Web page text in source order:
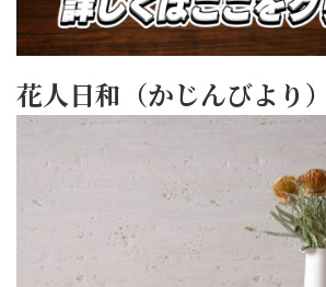
花人日和（かじんびより）